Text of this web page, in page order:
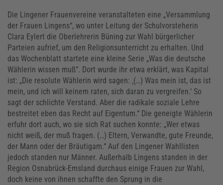
Die Lingener Frauenvereine veranstalteten eine „Versammlung
der Frauen Lingens“, wo unter Leitung der Schulvorsteherin
Clara Eylert die Oberlehrerin Büning zur Wahl bürgerlicher
Parteien aufrief, um den Religionsunterricht zu erhalten. Und
das Wochenblatt startete eine kleine Serie „Was die deutsche
Wählerin wissen muß“. Dort wurde ihr etwa erklärt, was Kapital
ist: „Die resolute Wählerin wird sagen: ‚(…) Was mein ist, das ist
mein, und ich will keinem raten, sich daran zu vergreifen.‘ So
sagt der schlichte Verstand. Aber die radikale soziale Lehre
bestreitet eben das Recht auf Eigentum.“ Die geneigte Wählerin
erfuhr dort auch, wo sie sich Rat suchen konnte: „Wer etwas
nicht weiß, der muß fragen. (…) Eltern, Verwandte, gute Freunde,
der Mann oder der Bräutigam.“ Auf den Lingener Wahllisten
jedoch standen nur Männer. Außerhalb Lingens standen in der
Region Osnabrück-Emsland durchaus einige Frauen zur Wahl,
doch keine von ihnen schaffte den Sprung in die